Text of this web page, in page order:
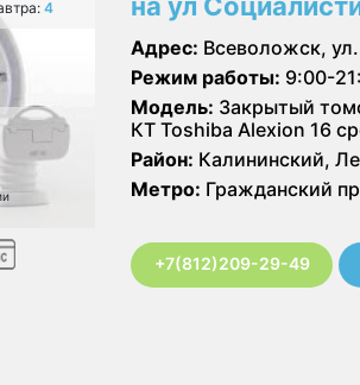
4
Адрес: Всеволожск,
Режим работы: 9:00-
Модель: Закрытый
КТ Toshiba Alexion 16
Район: Калининский,
Метро: Гражданский
+7(812)209-29-49